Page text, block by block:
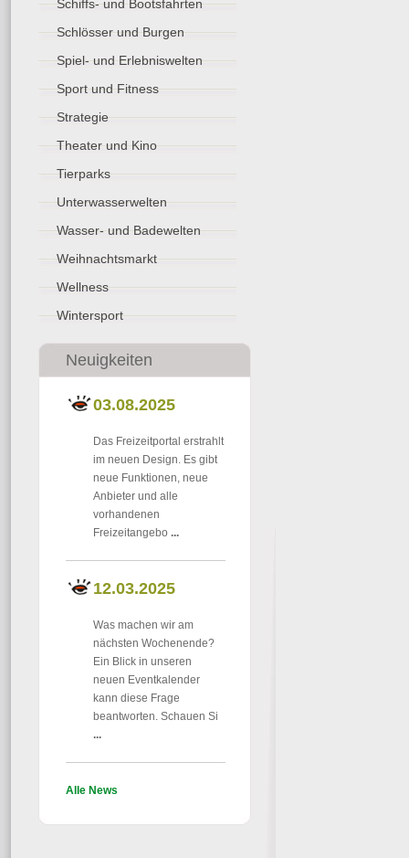
Schiffs- und Bootsfahrten
Schlösser und Burgen
Spiel- und Erlebniswelten
Sport und Fitness
Strategie
Theater und Kino
Tierparks
Unterwasserwelten
Wasser- und Badewelten
Weihnachtsmarkt
Wellness
Wintersport
Neuigkeiten
03.08.2025
Das Freizeitportal erstrahlt
im neuen Design. Es gibt
neue Funktionen, neue
Anbieter und alle
vorhandenen
Freizeitangebo ...
12.03.2025
Was machen wir am
nächsten Wochenende?
Ein Blick in unseren
neuen Eventkalender
kann diese Frage
beantworten. Schauen Si
...
Alle News